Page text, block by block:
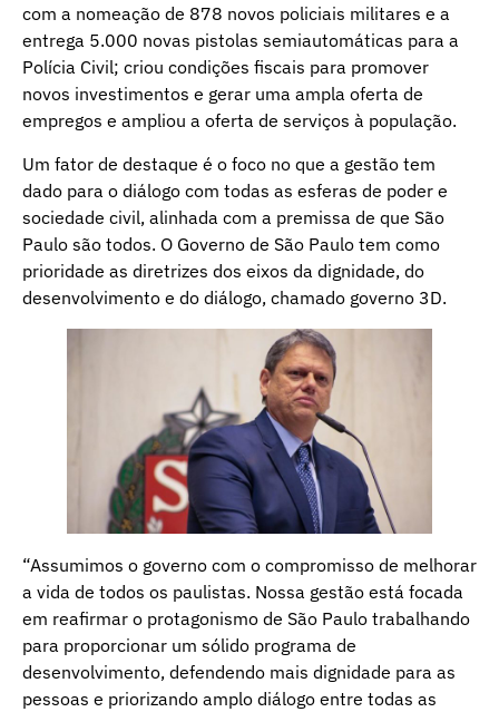
com a nomeação de 878 novos policiais militares e a
entrega 5.000 novas pistolas semiautomáticas para a
Polícia Civil; criou condições fiscais para promover
novos investimentos e gerar uma ampla oferta de
empregos e ampliou a oferta de serviços à população.
Um fator de destaque é o foco no que a gestão tem
dado para o diálogo com todas as esferas de poder e
sociedade civil, alinhada com a premissa de que São
Paulo são todos. O Governo de São Paulo tem como
prioridade as diretrizes dos eixos da dignidade, do
desenvolvimento e do diálogo, chamado governo 3D.
“Assumimos o governo com o compromisso de melhorar
a vida de todos os paulistas. Nossa gestão está focada
em reafirmar o protagonismo de São Paulo trabalhando
para proporcionar um sólido programa de
desenvolvimento, defendendo mais dignidade para as
pessoas e priorizando amplo diálogo entre todas as